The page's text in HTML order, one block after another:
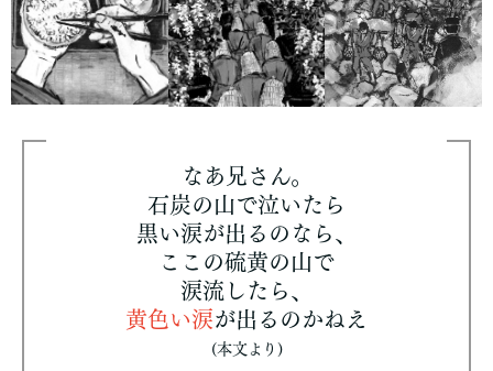
なあ兄さん。
石炭の山で泣いたら
黒い涙が出るのなら、
ここの硫黄の山で
涙流したら、
黄色い涙が出るのかねえ
(本文より)